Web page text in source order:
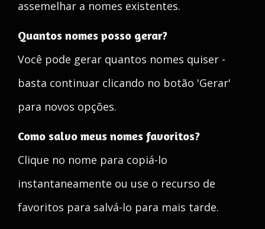
assemelhar a nomes existentes.
Quantos nomes posso gerar?
Você pode gerar quantos nomes quiser -
basta continuar clicando no botão 'Gerar'
para novos opções.
Como salvo meus nomes favoritos?
Clique no nome para copiá-lo
instantaneamente ou use o recurso de
favoritos para salvá-lo para mais tarde.